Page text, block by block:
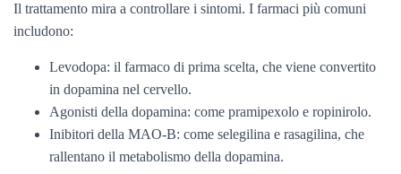
Il trattamento mira a controllare i sintomi. I farmaci più comuni
includono:
Levodopa: il farmaco di prima scelta, che viene convertito
in dopamina nel cervello.
Agonisti della dopamina: come pramipexolo e ropinirolo.
Inibitori della MAO-B: come selegilina e rasagilina, che
rallentano il metabolismo della dopamina.